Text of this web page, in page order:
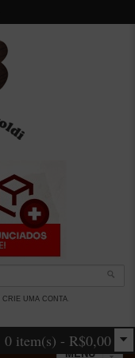
CRIE UMA CONTA.
0 item(s) - R$0,00
MENU